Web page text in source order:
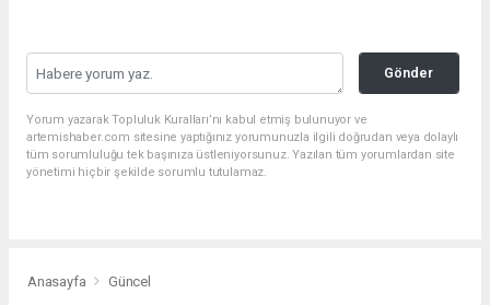
Gönder
Yorum yazarak Topluluk Kuralları’nı kabul etmiş bulunuyor ve
artemishaber.com sitesine yaptığınız yorumunuzla ilgili doğrudan veya dolaylı
tüm sorumluluğu tek başınıza üstleniyorsunuz. Yazılan tüm yorumlardan site
yönetimi hiçbir şekilde sorumlu tutulamaz.
Anasayfa Güncel